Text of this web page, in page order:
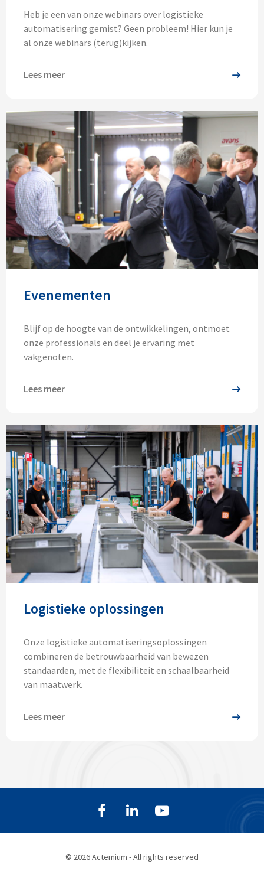
Heb je een van onze webinars over logistieke
automatisering gemist? Geen probleem! Hier kun je
al onze webinars (terug)kijken.
Lees meer
Evenementen
Blijf op de hoogte van de ontwikkelingen, ontmoet
onze professionals en deel je ervaring met
vakgenoten.
Lees meer
Logistieke oplossingen
Onze logistieke automatiseringsoplossingen
combineren de betrouwbaarheid van bewezen
standaarden, met de flexibiliteit en schaalbaarheid
van maatwerk.
Lees meer
© 2026 Actemium - All rights reserved